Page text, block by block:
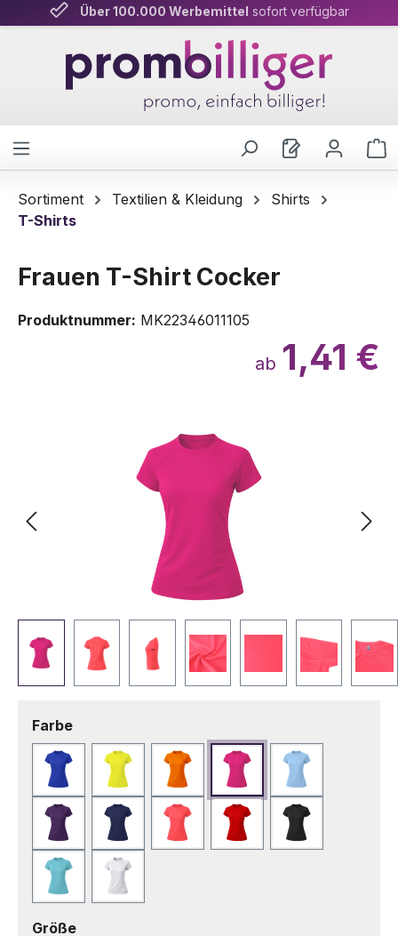
Zum Hauptinhalt springen
Über 100.000 Werbemittel sofort verfügbar
Persönliche Beratung& schnelle Lieferung
Sortiment Textilien & Kleidung
Shirts
T-Shirts
Frauen T-Shirt Cocker
Produktnummer: MK22346011105
ab 1,41 €
Farbeauswählen
Blau Fluor GelbFluor OrangeFuchsie Hellblau
Lila MarineblauNeonrosaRot Schwarz
Türkis Weiß
Größeauswählen